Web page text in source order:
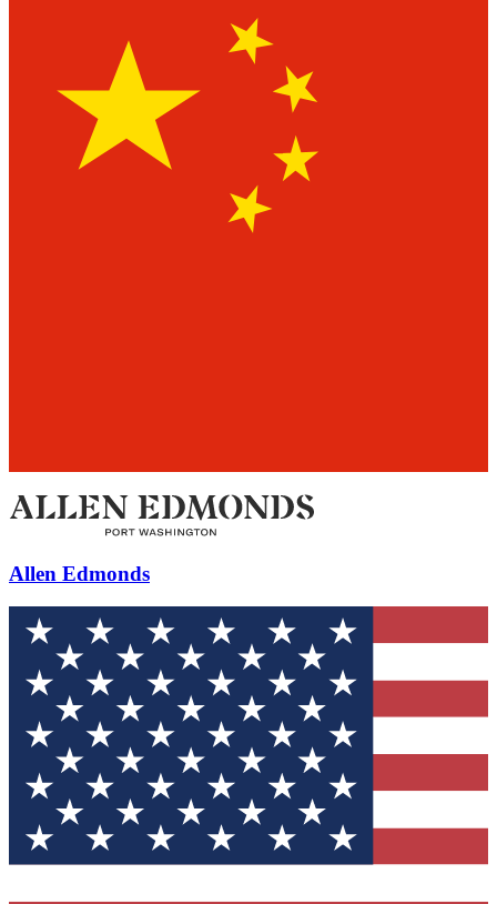
Allen Edmonds